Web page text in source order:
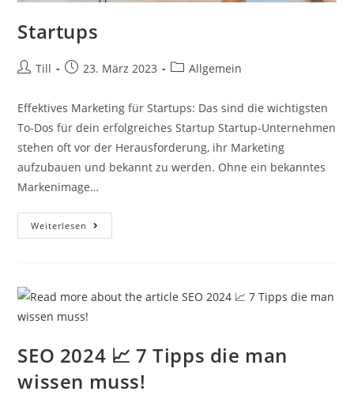
Startups
Beitrags-
Till
Beitrag23. März 2023
Beitrags-
Allgemein
Effektives Marketing für Startups: Das sind die wichtigsten
To-Dos für dein erfolgreiches Startup Startup-Unternehmen
stehen oft vor der Herausforderung, ihr Marketing
aufzubauen und bekannt zu werden. Ohne ein bekanntes
Markenimage…
Weiterlesen Startups
SEO 2024 📈 7 Tipps die man
wissen muss!​